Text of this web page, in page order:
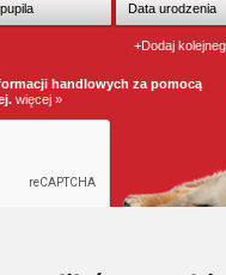
+Dodaj
handlowych za pomocą
więcej »